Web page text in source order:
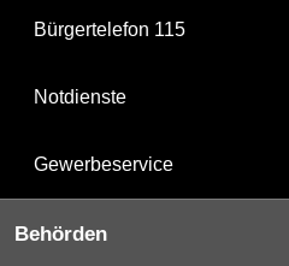
Bürgertelefon 115
Notdienste
Gewerbeservice
Behörden